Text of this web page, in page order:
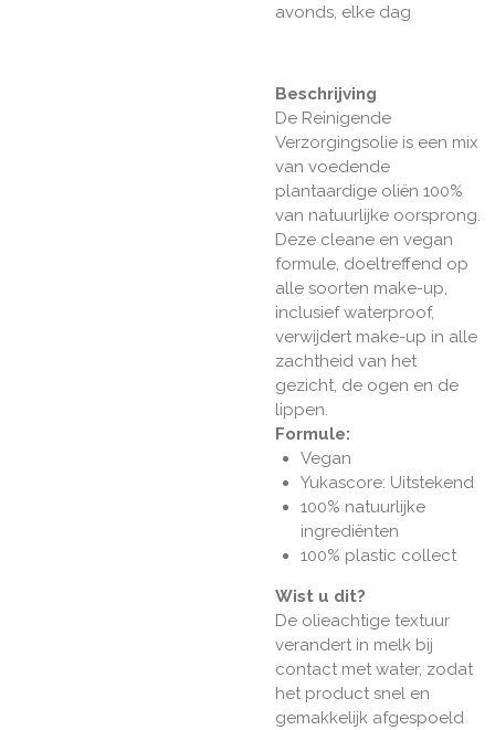
avonds, elke dag
Beschrijving
De Reinigende
Verzorgingsolie is een mix
van voedende
plantaardige oliën 100%
van natuurlijke oorsprong.
Deze cleane en vegan
formule, doeltreffend op
alle soorten make-up,
inclusief waterproof,
verwijdert make-up in alle
zachtheid van het
gezicht, de ogen en de
lippen.
Formule:
Vegan
Yukascore: Uitstekend
100% natuurlijke
ingrediënten
100% plastic collect
Wist u dit?
De olieachtige textuur
verandert in melk bij
contact met water, zodat
het product snel en
gemakkelijk afgespoeld